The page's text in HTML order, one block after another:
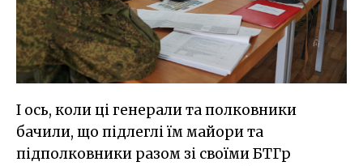
І ось, коли ці генерали та полковники
бачили, що підлеглі їм майори та
підполковники разом зі своїми БТГр